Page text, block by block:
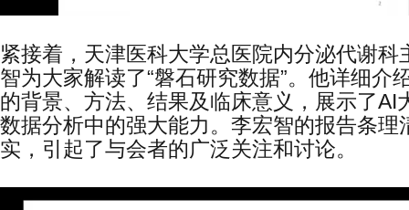
紧接着，天津医科大学总医院内分泌代谢科
智为大家解读了“磐石研究数据”。他详细介
的背景、方法、结果及临床意义，展示了AI
数据分析中的强大能力。李宏智的报告条理
实，引起了与会者的广泛关注和讨论。